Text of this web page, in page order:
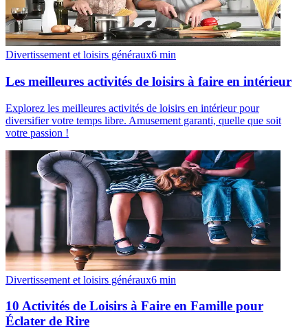
Divertissement et loisirs généraux6 min
Les meilleures activités de loisirs à faire en intérieur
Explorez les meilleures activités de loisirs en intérieur pour
diversifier votre temps libre. Amusement garanti, quelle que soit
votre passion !
Divertissement et loisirs généraux6 min
10 Activités de Loisirs à Faire en Famille pour
Éclater de Rire